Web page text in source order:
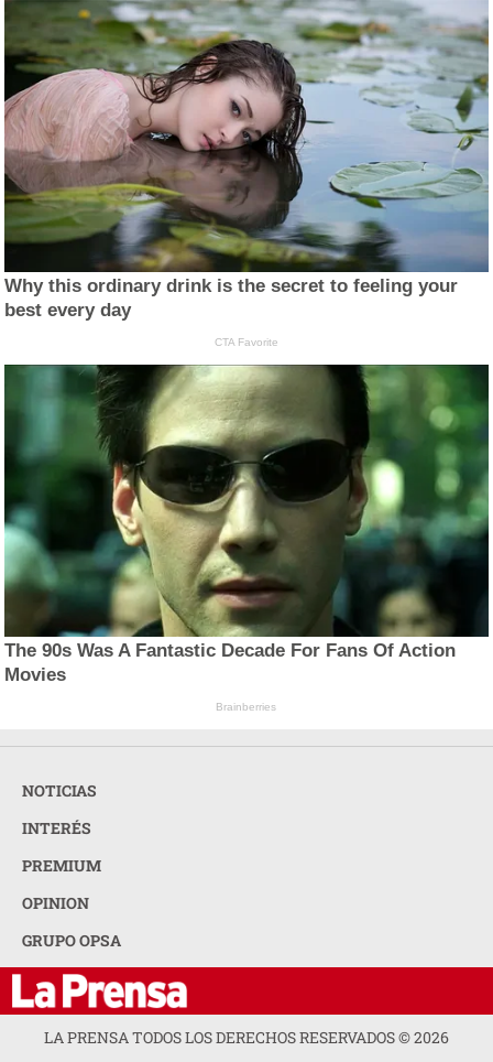
Why this ordinary drink is the secret to feeling your
best every day
CTA Favorite
The 90s Was A Fantastic Decade For Fans Of Action
Movies
Brainberries
NOTICIAS
INTERÉS
PREMIUM
OPINION
GRUPO OPSA
LA PRENSA TODOS LOS DERECHOS RESERVADOS ©2026